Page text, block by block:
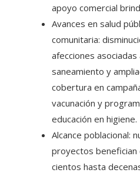
apoyo comercial
Avances en salud
comunitaria:
afecciones asociadas
saneamiento y
cobertura en
vacunación y
educación en higiene.
Alcance poblacional:
proyectos benefician
cientos hasta